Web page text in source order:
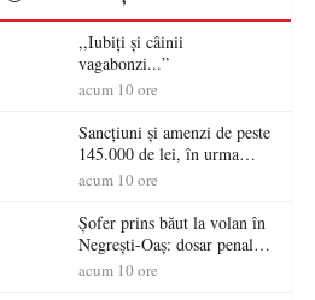
,,Iubiți și câinii
vagabonzi...”
acum 10 ore
Sancțiuni și amenzi de peste
145.000 de lei, în urma
acțiunilor polițiștilor
acum 10 ore
Șofer prins băut la volan în
Negrești-Oaș: dosar penal
după un control al
acum 10 ore